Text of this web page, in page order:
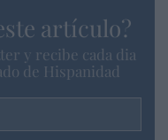
artículo?
y recibe cada dia
de Hispanidad